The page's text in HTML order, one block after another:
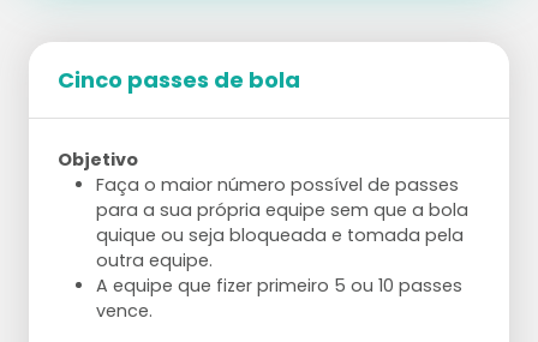
Cinco passes de bola
Objetivo
Faça o maior número possível de passes
para a sua própria equipe sem que a bola
quique ou seja bloqueada e tomada pela
outra equipe.
A equipe que fizer primeiro 5 ou 10 passes
vence.